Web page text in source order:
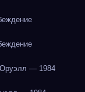
— 1984